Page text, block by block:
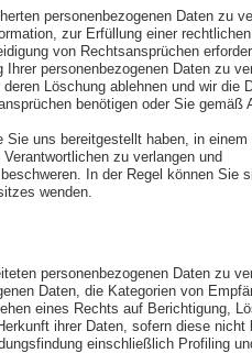
personenbezogenen Daten zu
zur Erfüllung einer
von Rechtsansprüchen
personenbezogenen Daten zu
Löschung ablehnen und wir die
benötigen oder Sie
uns bereitgestellt haben, in
zu verlangen und
In der Regel können Sie
wenden.
personenbezogenen Daten zu
Daten, die Kategorien von
eines Rechts auf Berichtigung,
ihrer Daten, sofern diese
einschließlich Profiling